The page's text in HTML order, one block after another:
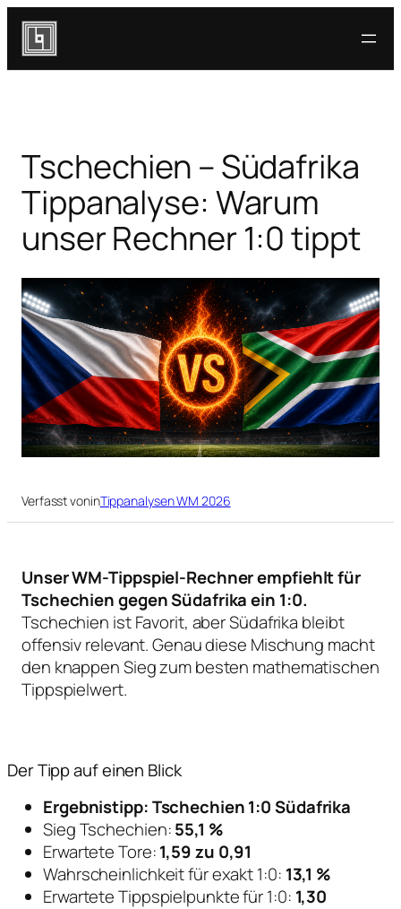
Zum
Inhalt
springen
Tschechien – Südafrika
Tippanalyse: Warum
unser Rechner 1:0 tippt
Verfasst voninTippanalysen WM 2026
Unser WM-Tippspiel-Rechner empfiehlt für
Tschechien gegen Südafrika ein 1:0.
Tschechien ist Favorit, aber Südafrika bleibt
offensiv relevant. Genau diese Mischung macht
den knappen Sieg zum besten mathematischen
Tippspielwert.
Der Tipp auf einen Blick
Ergebnistipp: Tschechien 1:0 Südafrika
Sieg Tschechien:55,1 %
Erwartete Tore:1,59 zu 0,91
Wahrscheinlichkeit für exakt 1:0: 13,1 %
Erwartete Tippspielpunkte für 1:0: 1,30